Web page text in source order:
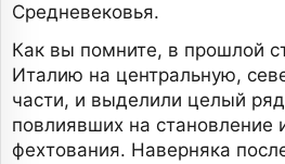
Средневековья.
Как вы помните, в прошлой
Италию на центральную,
части, и выделили целый
повлиявших на становление
фехтования. Наверняка